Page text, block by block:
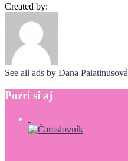
Created by:
See all ads by Dana Palatinusová
Pozri si aj